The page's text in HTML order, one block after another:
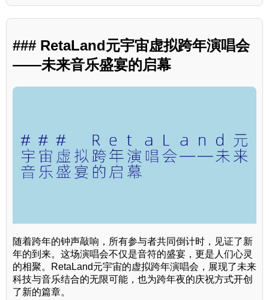
### RetaLand元宇宙虚拟跨年演唱会
——未来音乐盛宴的启幕
随着跨年的钟声敲响，所有参与者共同倒计时，见证了新
年的到来。这场演唱会不仅是音符的盛宴，更是人们心灵
的相聚。RetaLand元宇宙的虚拟跨年演唱会，展现了未来
科技与音乐结合的无限可能，也为跨年夜的庆祝方式开创
了新的篇章。